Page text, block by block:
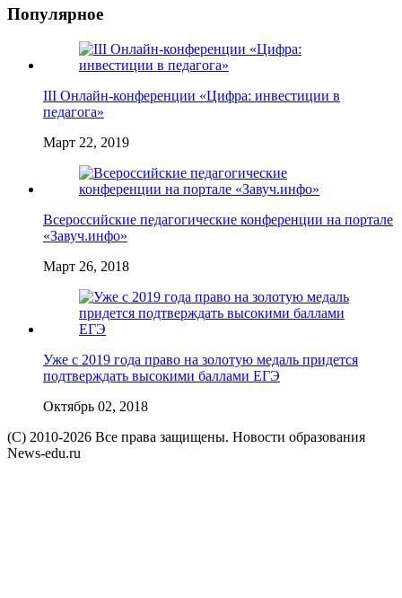
Популярное
III Онлайн-конференции «Цифра: инвестиции в
педагога»
Март 22, 2019
Всероссийские педагогические конференции на портале
«Завуч.инфо»
Март 26, 2018
Уже с 2019 года право на золотую медаль придется
подтверждать высокими баллами ЕГЭ
Октябрь 02, 2018
(C) 2010-2026 Все права защищены. Новости образования
News-edu.ru